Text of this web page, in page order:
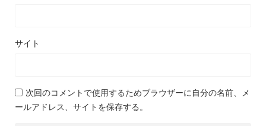
サイト
次回のコメントで使用するためブラウザーに自分の名前、メ
ールアドレス、サイトを保存する。